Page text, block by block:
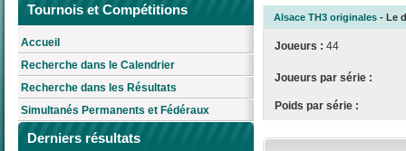
Tournois et Compétitions
Accueil
Recherche dans le Calendrier
Recherche dans les Résultats
Simultanés Permanents et Fédéraux
Derniers résultats
Alsace TH3 originales - Le
Joueurs : 44
Joueurs par série :
Poids par série :